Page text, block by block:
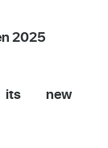
2025
its new